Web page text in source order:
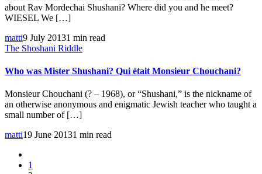
about Rav Mordechai Shushani? Where did you and he meet?
WIESEL We […]
matti9 July 20131 min read
The Shoshani Riddle
Who was Mister Shushani? Qui était Monsieur Chouchani?
Monsieur Chouchani (? – 1968), or “Shushani,” is the nickname of
an otherwise anonymous and enigmatic Jewish teacher who taught a
small number of […]
matti19 June 20131 min read
1